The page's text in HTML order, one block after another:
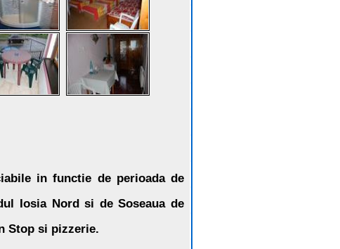
in functie de perioada de
Iosia Nord si de Soseaua de
Stop si pizzerie.